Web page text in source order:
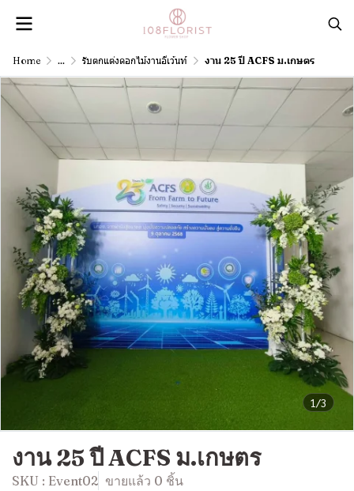
Home ... รับตกแต่งดอกไม้งานอีเว้นท์ งาน 25 ปี ACFS ม.เกษตร
1/3
งาน 25 ปี ACFS ม.เกษตร
SKU : Event02 ขายแล้ว 0 ชิ้น